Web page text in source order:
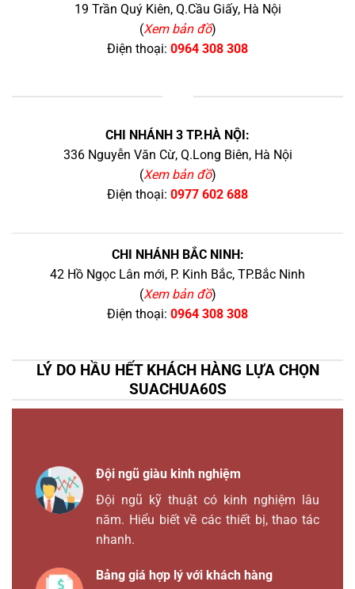
19 Trần Quý Kiên, Q.Cầu Giấy, Hà Nội
(Xem bản đồ)
Điện thoại: 0964 308 308
CHI NHÁNH 3 TP.HÀ NỘI:
336 Nguyễn Văn Cừ, Q.Long Biên, Hà Nội
(Xem bản đồ)
Điện thoại: 0977 602 688
CHI NHÁNH BẮC NINH:
42 Hồ Ngọc Lân mới, P. Kinh Bắc, TP.Bắc Ninh
(Xem bản đồ)
Điện thoại: 0964 308 308
LÝ DO HẦU HẾT KHÁCH HÀNG LỰA CHỌN
SUACHUA60S
Đội ngũ giàu kinh nghiệm
Đội ngũ kỹ thuật có kinh nghiệm lâu
năm. Hiểu biết về các thiết bị, thao tác
nhanh.
Bảng giá hợp lý với khách hàng